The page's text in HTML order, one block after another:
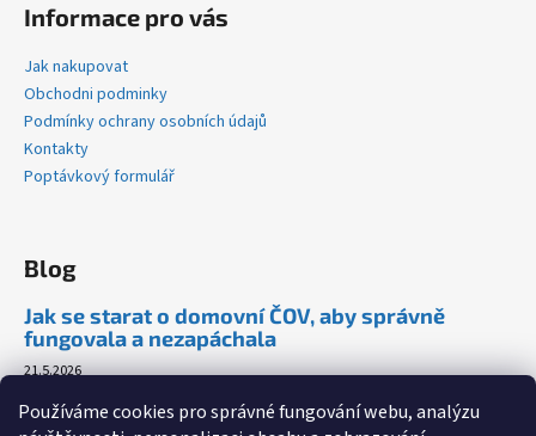
Používáme cookies pro správné fungování webu, analýzu
Informace pro vás
Jak nakupovat
Obchodni podminky
Podmínky ochrany osobních údajů
Kontakty
Poptávkový formulář
Blog
Jak se starat o domovní ČOV, aby správně
fungovala a nezapáchala
21.5.2026
Proč zachytávat dešťovou vodu?